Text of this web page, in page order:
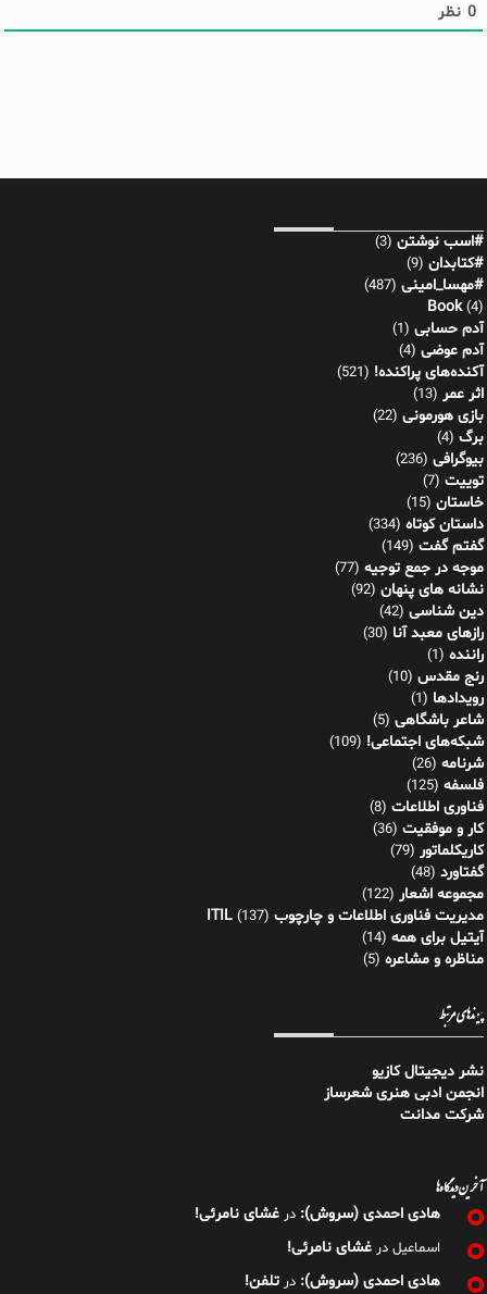
0 نظر
#اسب نوشتن (3)
#کتابدان (9)
#مهسا_امینی (487)
Book(4)
آدم حسابی (1)
آدم عوضی (4)
آکنده‌های پراکنده! (521)
اثر عمر (13)
بازی هورمونی (22)
برگ (4)
بیوگرافی (236)
توییت (7)
خاستان (15)
داستان کوتاه (334)
گفتم گفت (149)
موجه در جمع توجیه (77)
نشانه های پنهان (92)
دین شناسی (42)
رازهای معبد آنا (30)
راننده (1)
رنج مقدس (10)
رویدادها (1)
شاعر باشگاهی (5)
شبکه‌های اجتماعی! (109)
شرنامه (26)
فلسفه (125)
فناوری اطلاعات (8)
کار و موفقیت (36)
کاریکلماتور (79)
گفتاورد (48)
مجموعه اشعار (122)
مدیریت فناوری اطلاعات و چارچوب ITIL (137)
آیتیل برای همه (14)
مناظره و مشاعره (5)
پیوندهای مرتبط
نشر دیجیتال کازیو
انجمن ادبی هنری شعرساز
شرکت مدانت
آخرین دیدگاه‌ها
هادی احمدی (سروش): در غشای نامرئی!
اسماعیل در غشای نامرئی!
هادی احمدی (سروش): در تلفن!